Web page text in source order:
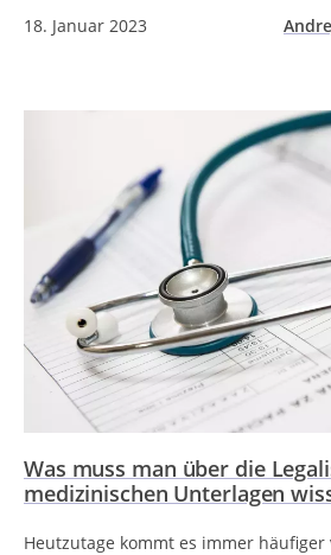
18. Januar 2023
Was muss man über die
medizinischen Unterlagen
Heutzutage kommt es immer häufiger